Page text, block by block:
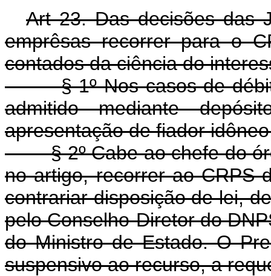
Art 23. Das decisões das
emprêsas recorrer para o
contados da ciência do
§ 1º Nos casos de
admitido mediante
apresentação de fiador
§ 2º Cabe ao chefe do
no artigo, recorrer ao CRPS
contrariar disposição de lei,
pelo Conselho-Diretor do
do Ministro de Estado. O
suspensivo ao recurso, a